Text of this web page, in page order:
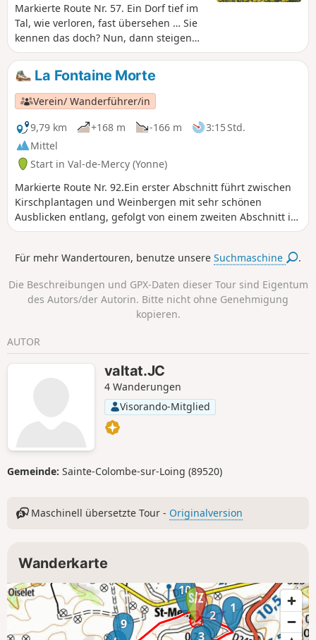
Markierte Route Nr. 57. Ein Dorf tief im
Tal, wie verloren, fast übersehen … Sie
kennen das doch? Nun, dann steigen
Sie hinauf und sehen Sie selbst, was es
dort oben auf dem Plateau zu
entdecken gibt!
La Fontaine Morte
Verein/ Wanderführer/in
9,79 km
+168 m -166 m
3:15 Std.
Mittel
Start in Val-de-Mercy (Yonne)
Markierte Route Nr. 92.Ein erster Abschnitt führt zwischen
Kirschplantagen und Weinbergen mit sehr schönen
Ausblicken entlang, gefolgt von einem zweiten Abschnitt im
Unterholz.
Für mehr Wandertouren, benutze unsereSuchmaschine .
Die Beschreibungen und GPX-Daten dieser Tour sind Eigentum
des Autors/der Autorin. Bitte nicht ohne Genehmigung
kopieren.
AUTOR
valtat.JC
4 Wanderungen
Visorando-Mitglied
Gemeinde: Sainte-Colombe-sur-Loing (89520)
Maschinell übersetzte Tour - Originalversion
Wanderkarte
1
2
3
9
10